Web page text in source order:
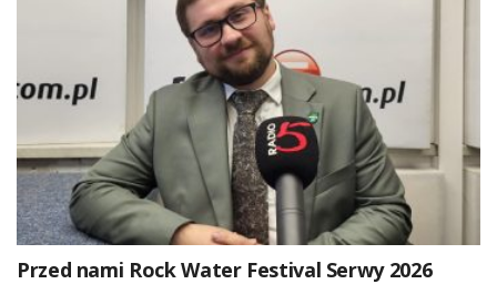
Przed nami Rock Water Festival Serwy 2026